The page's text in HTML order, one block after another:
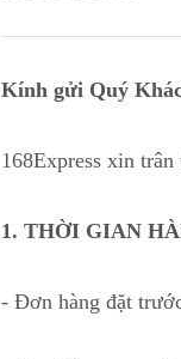
Kính gửi Quý
168Express xin
1. THỜI GIAN
- Đơn hàng đặt